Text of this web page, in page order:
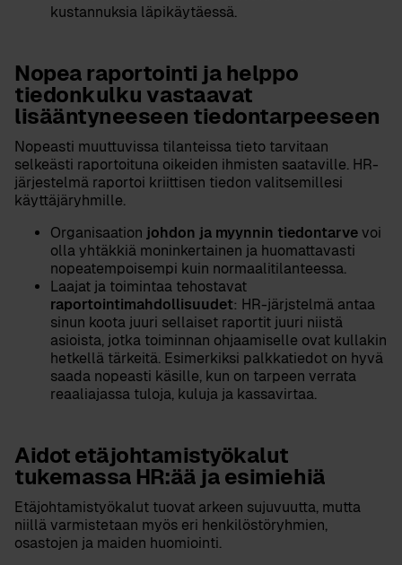
kustannuksia läpikäytäessä.
Nopea raportointi ja helppo
tiedonkulku vastaavat
lisääntyneeseen tiedontarpeeseen
Nopeasti muuttuvissa tilanteissa tieto tarvitaan
selkeästi raportoituna oikeiden ihmisten saataville. HR-
järjestelmä raportoi kriittisen tiedon valitsemillesi
käyttäjäryhmille.
Organisaation johdon ja myynnin tiedontarve voi
olla yhtäkkiä moninkertainen ja huomattavasti
nopeatempoisempi kuin normaalitilanteessa.
Laajat ja toimintaa tehostavat
raportointimahdollisuudet: HR-järjstelmä antaa
sinun koota juuri sellaiset raportit juuri niistä
asioista, jotka toiminnan ohjaamiselle ovat kullakin
hetkellä tärkeitä. Esimerkiksi palkkatiedot on hyvä
saada nopeasti käsille, kun on tarpeen verrata
reaaliajassa tuloja, kuluja ja kassavirtaa.
Aidot etäjohtamistyökalut
tukemassa HR:ää ja esimiehiä
Etäjohtamistyökalut tuovat arkeen sujuvuutta, mutta
niillä varmistetaan myös eri henkilöstöryhmien,
osastojen ja maiden huomiointi.